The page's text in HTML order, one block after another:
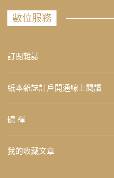
數位服務
訂閱雜誌
紙本雜誌訂戶開通線上閱讀
聽 禪
我的收藏文章